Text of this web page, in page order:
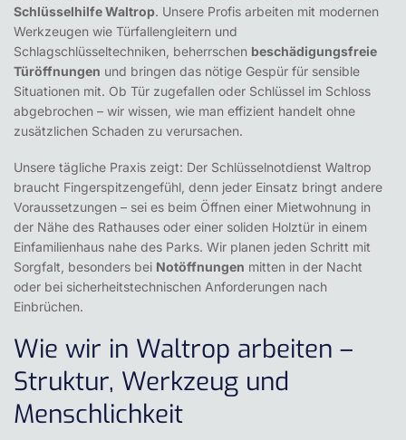
Schlüsselhilfe Waltrop. Unsere Profis arbeiten mit modernen
Werkzeugen wie Türfallengleitern und
Schlagschlüsseltechniken, beherrschen beschädigungsfreie
Türöffnungen und bringen das nötige Gespür für sensible
Situationen mit. Ob Tür zugefallen oder Schlüssel im Schloss
abgebrochen – wir wissen, wie man effizient handelt ohne
zusätzlichen Schaden zu verursachen.
Unsere tägliche Praxis zeigt: Der Schlüsselnotdienst Waltrop
braucht Fingerspitzengefühl, denn jeder Einsatz bringt andere
Voraussetzungen – sei es beim Öffnen einer Mietwohnung in
der Nähe des Rathauses oder einer soliden Holztür in einem
Einfamilienhaus nahe des Parks. Wir planen jeden Schritt mit
Sorgfalt, besonders bei Notöffnungen mitten in der Nacht
oder bei sicherheitstechnischen Anforderungen nach
Einbrüchen.
Wie wir in Waltrop arbeiten –
Struktur, Werkzeug und
Menschlichkeit